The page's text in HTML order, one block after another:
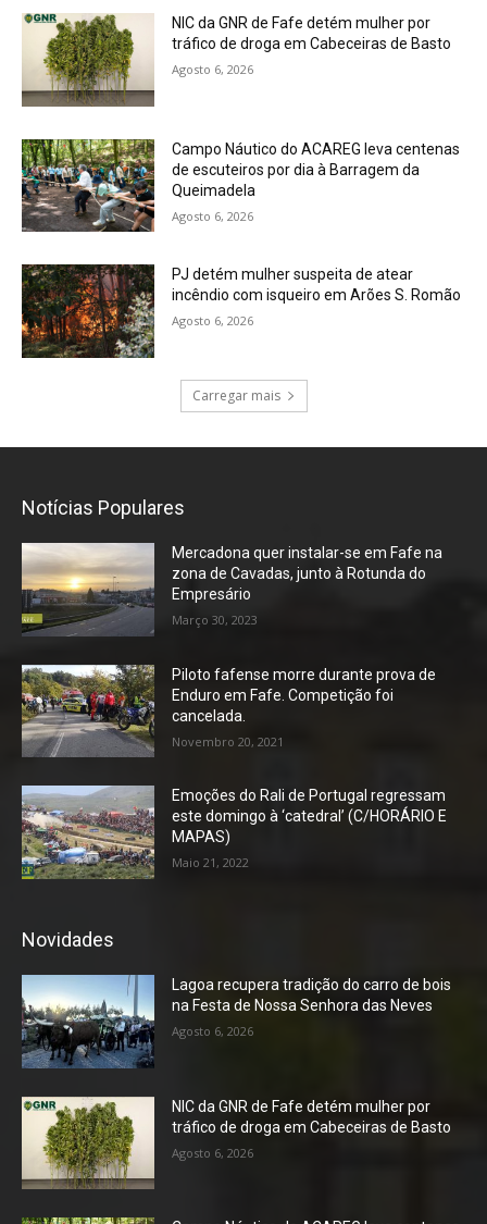
NIC da GNR de Fafe detém mulher por
tráfico de droga em Cabeceiras de Basto
Agosto 6, 2026
Campo Náutico do ACAREG leva centenas
de escuteiros por dia à Barragem da
Queimadela
Agosto 6, 2026
PJ detém mulher suspeita de atear
incêndio com isqueiro em Arões S. Romão
Agosto 6, 2026
Carregar mais
Notícias Populares
Mercadona quer instalar-se em Fafe na
zona de Cavadas, junto à Rotunda do
Empresário
Março 30, 2023
Piloto fafense morre durante prova de
Enduro em Fafe. Competição foi
cancelada.
Novembro 20, 2021
Emoções do Rali de Portugal regressam
este domingo à ‘catedral’ (C/HORÁRIO E
MAPAS)
Maio 21, 2022
Novidades
Lagoa recupera tradição do carro de bois
na Festa de Nossa Senhora das Neves
Agosto 6, 2026
NIC da GNR de Fafe detém mulher por
tráfico de droga em Cabeceiras de Basto
Agosto 6, 2026